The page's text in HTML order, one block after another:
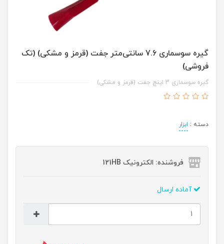
گیره سوسماری 7.6 سانتی‌متر جفت (قرمز و مشکی) (تک
فروشی)
گیره سوسماری 3 اینچ جفت (قرمز و مشکی)
دسته : ابزار
فروشنده: الکترونیک 121HB
آماده ارسال